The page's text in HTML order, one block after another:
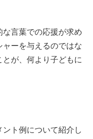
言葉での応援が求め
ーを与えるのではな
とが、何より子どもに
ト例について紹介し